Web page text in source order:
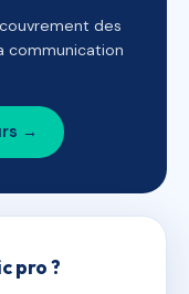
des
communication
→
pro ?